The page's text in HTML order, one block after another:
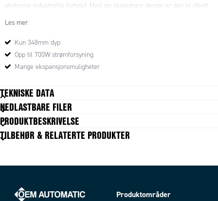
ekstreme industrielle forhold. Med sin skalerbare design er den et ideelt
Les mer
Kun 348mm dyp
Opp til 700W strømforsyning
Mange ekspansjonsmuligheter
TEKNISKE DATA
Tekniske data mangler
NEDLASTBARE FILER
PRODUKTBESKRIVELSE
TILBEHØR & RELATERTE PRODUKTER
Produktområder